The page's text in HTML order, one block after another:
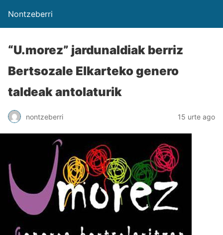
Nontzeberri
“U.morez” jardunaldiak berriz
Bertsozale Elkarteko genero
taldeak antolaturik
nontzeberri 15 urte ago